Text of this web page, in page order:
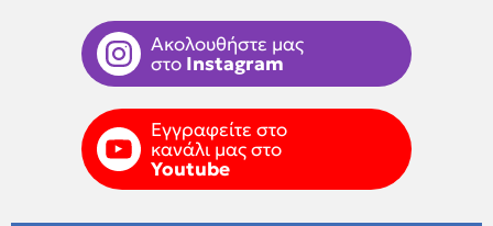
Ακολουθήστε μας
στο Instagram
Εγγραφείτε στο
κανάλι μας στο
Youtube